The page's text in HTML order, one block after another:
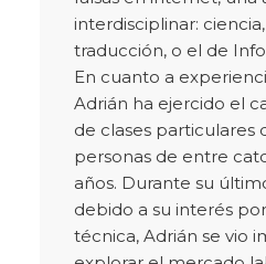
interdisciplinar:
traducción, o el de
En cuanto a
Adrián ha ejercido el
de clases particulares
personas de entre
años. Durante su
debido a su interés
técnica, Adrián se vio